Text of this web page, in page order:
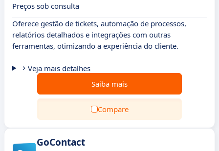
Preços sob consulta
Oferece gestão de tickets, automação de processos,
relatórios detalhados e integrações com outras
ferramentas, otimizando a experiência do cliente.
Veja mais detalhes
Saiba mais
Compare
GoContact